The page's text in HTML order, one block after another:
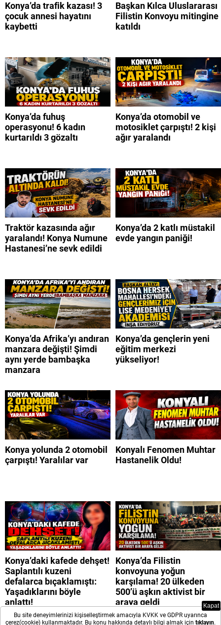
Konya’da trafik kazası! 3
çocuk annesi hayatını
kaybetti
Başkan Kılca Uluslararası
Filistin Konvoyu mitingine
katıldı
Konya’da fuhuş
operasyonu! 6 kadın
kurtarıldı 3 gözaltı
Konya’da otomobil ve
motosiklet çarpıştı! 2 kişi
ağır yaralandı
Traktör kazasında ağır
yaralandı! Konya Numune
Hastanesi’ne sevk edildi
Konya’da 2 katlı müstakil
evde yangın paniği!
Konya’da Afrika’yı andıran
manzara değişti! Şimdi
aynı yerde bambaşka
manzara
Konya’da gençlerin yeni
eğitim merkezi
yükseliyor!
Konya yolunda 2 otomobil
çarpıştı! Yaralılar var
Konyalı Fenomen Muhtar
Hastanelik Oldu!
Konya’daki kafede dehşet!
Saplantılı kuzeni
defalarca bıçaklamıştı:
Yaşadıklarını böyle
anlattı!
Konya’da Filistin
konvoyuna yoğun
karşılama! 20 ülkeden
500’ü aşkın aktivist bir
araya geldi
Bu site deneyimlerinizi kişiselleştirmek amacıyla KVKK ve GDPR uyarınca
çerez(cookie) kullanmaktadır. Bu konu hakkında detaylı bilgi almak için tıklayın.
Kapat